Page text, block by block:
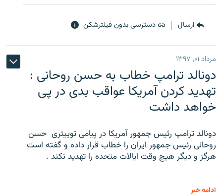
ارسال دسترسی بدون فیلترشکن
مرداد ۰۱, ۱۳۹۷
دونالد ترامپ خطاب به حسن روحانی :
تهدید کردن آمریکا عواقب بدی در پی
خواهد داشت
دونالد ترامپ رئیس جمهور آمریکا در پیامی توییتری ‌ حسن
روحانی رئیس جمهور ایران را خطاب قرار داده و گفته است
هرگز و دیگر هیچ وقت ایالات متحده را تهدید نکند .
ادامه خبر